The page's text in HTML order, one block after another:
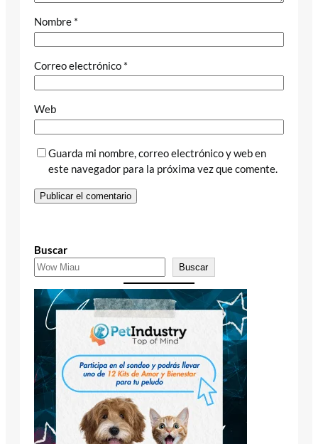
Nombre *
Correo electrónico *
Web
Guarda mi nombre, correo electrónico y web en
este navegador para la próxima vez que comente.
Buscar
Buscar